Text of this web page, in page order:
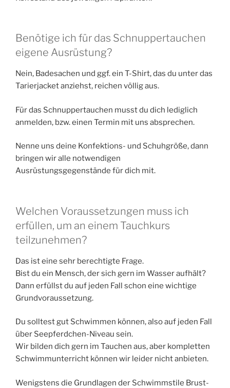
Benötige ich für das Schnuppertauchen
eigene Ausrüstung?
Nein, Badesachen und ggf. ein T-Shirt, das du unter das
Tarierjacket anziehst, reichen völlig aus.
Für das Schnuppertauchen musst du dich lediglich
anmelden, bzw. einen Termin mit uns absprechen.
Nenne uns deine Konfektions- und Schuhgröße, dann
bringen wir alle notwendigen
Ausrüstungsgegenstände für dich mit.
Welchen Voraussetzungen muss ich
erfüllen, um an einem Tauchkurs
teilzunehmen?
Das ist eine sehr berechtigte Frage.
Bist du ein Mensch, der sich gern im Wasser aufhält?
Dann erfüllst du auf jeden Fall schon eine wichtige
Grundvoraussetzung.
Du solltest gut Schwimmen können, also auf jeden Fall
über Seepferdchen-Niveau sein.
Wir bilden dich gern im Tauchen aus, aber kompletten
Schwimmunterricht können wir leider nicht anbieten.
Wenigstens die Grundlagen der Schwimmstile Brust-